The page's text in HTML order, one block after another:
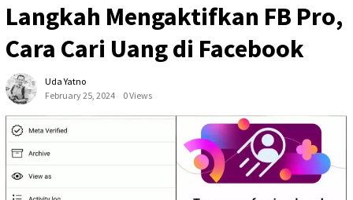
Langkah Mengaktifkan FB Pro,
Cara Cari Uang di Facebook
Uda Yatno
February 25, 2024
0 Views